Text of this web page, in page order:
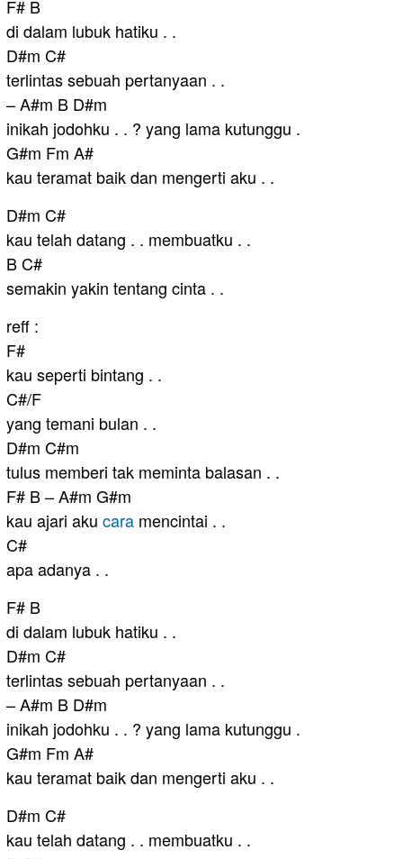
F# B
di dalam lubuk hatiku . .
D#m C#
terlintas sebuah pertanyaan . .
– A#m B D#m
inikah jodohku . . ? yang lama kutunggu .
G#m Fm A#
kau teramat baik dan mengerti aku . .
D#m C#
kau telah datang . . membuatku . .
B C#
semakin yakin tentang cinta . .
reff :
F#
kau seperti bintang . .
C#/F
yang temani bulan . .
D#m C#m
tulus memberi tak meminta balasan . .
F# B – A#m G#m
kau ajari aku cara mencintai . .
C#
apa adanya . .
F# B
di dalam lubuk hatiku . .
D#m C#
terlintas sebuah pertanyaan . .
– A#m B D#m
inikah jodohku . . ? yang lama kutunggu .
G#m Fm A#
kau teramat baik dan mengerti aku . .
D#m C#
kau telah datang . . membuatku . .